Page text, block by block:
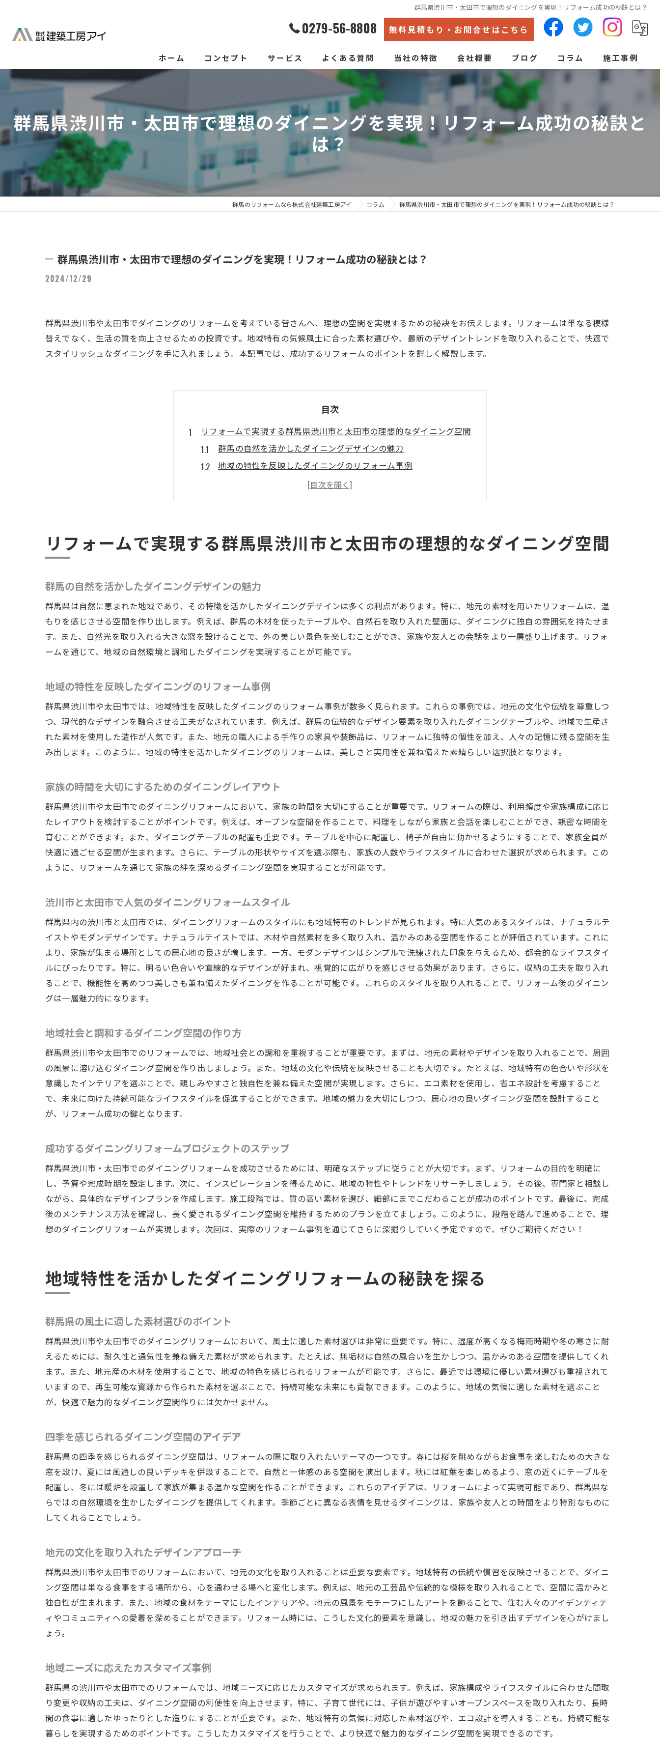
群馬県渋川市・太田市で理想のダイニングを実現！リフォーム成功の秘訣とは？
0279-56-8808 無料見積もり・お問合せはこちら
ホーム コンセプト サービス
新築そっくりリフォーム
よくある質問 当社の特徴
リノベーション
水回り
断熱
会社概要
代表あいさつ
ブログ コラム 施工事例
群馬県渋川市・太田市で理想のダイニングを実現！リフォーム成功の秘訣と
は？
群馬のリフォームなら株式会社建築工房アイ コラム 群馬県渋川市・太田市で理想のダイニングを実現！リフォーム成功の秘訣とは？
群馬県渋川市・太田市で理想のダイニングを実現！リフォーム成功の秘訣とは？
2024/12/29
群馬県渋川市や太田市でダイニングのリフォームを考えている皆さんへ、理想の空間を実現するための秘訣をお伝えします。リフォームは単なる模様
替えでなく、生活の質を向上させるための投資です。地域特有の気候風土に合った素材選びや、最新のデザイントレンドを取り入れることで、快適で
スタイリッシュなダイニングを手に入れましょう。本記事では、成功するリフォームのポイントを詳しく解説します。
目次
リフォームで実現する群馬県渋川市と太田市の理想的なダイニング空間
群馬の自然を活かしたダイニングデザインの魅力
地域の特性を反映したダイニングのリフォーム事例
家族の時間を大切にするためのダイニングレイアウト
渋川市と太田市で人気のダイニングリフォームスタイル
成功するダイニングリフォームプロジェクトのステップ
地域特性を活かしたダイニングリフォームの秘訣を探る
四季を感じられるダイニング空間のアイデア
地元の文化を取り入れたデザインアプローチ
地域ニーズに応えたカスタマイズ事例
地元住民の声から学ぶリフォームのコツ
地域特性を活かしたエコフレンドリーダイニング
スタイリッシュで機能的なダイニングの実現方法
モダンデザインと伝統の融合アプローチ
快適さを追求したダイニング家具の選び方
光と色を活用した空間演出の秘訣
使い勝手を重視したダイニングレイアウト
群馬県の気候に合ったリフォーム素材選びのポイント
地域の気候に適した素材選びガイド
耐久性と美しさを兼ね備えた素材の選定
冬に快適なダイニングを作る断熱材の選び方
湿気対策を考慮した素材選びの重要性
地元調達可能な素材の活用法
2023年注目のダイニングデザイントレンド
地域の文化と最新トレンドの融合アイデア
スマートホーム技術を活用したダイニング
トレンドを反映したカラーと素材の選び方
地元業者が語るダイニングリフォーム成功の鍵とは
地元業者が持つ独自のノウハウ
顧客の声を反映した成功事例の数々
プロフェッショナルが教えるコミュニケーションの重要性
地元業者の強みを活かしたリフォーム計画
生活の質を向上させるためのダイニングリフォームガイド
リフォームで実現する心地よい生活空間
健康を考えたダイニングの空間づくり
家族の絆を深めるためのインテリア提案
毎日の食事を楽しむための空間設計
理想のダイニングを実現するためのリフォームアイデア集
予算内で実現するダイニングリフォームアイデア
カラーコーディネートで魅せるダイニング
オープンプランのダイニングで広がる可能性
DIYで楽しむダイニングリフォーム
視覚的な広がりを感じさせるデザインテクニック
リフォームで実現する群馬県渋川市と太田市の理想的なダイニング空間
群馬の自然を活かしたダイニングデザインの魅力
群馬県は自然に恵まれた地域であり、その特徴を活かしたダイニングデザインは多くの利点があります。特に、地元の素材を用いたリフォームは、温
もりを感じさせる空間を作り出します。例えば、群馬の木材を使ったテーブルや、自然石を取り入れた壁面は、ダイニングに独自の雰囲気を持たせま
す。また、自然光を取り入れる大きな窓を設けることで、外の美しい景色を楽しむことができ、家族や友人との会話をより一層盛り上げます。リフォ
ームを通じて、地域の自然環境と調和したダイニングを実現することが可能です。
地域の特性を反映したダイニングのリフォーム事例
群馬県渋川市や太田市では、地域特性を反映したダイニングのリフォーム事例が数多く見られます。これらの事例では、地元の文化や伝統を尊重しつ
つ、現代的なデザインを融合させる工夫がなされています。例えば、群馬の伝統的なデザイン要素を取り入れたダイニングテーブルや、地域で生産さ
れた素材を使用した造作が人気です。また、地元の職人による手作りの家具や装飾品は、リフォームに独特の個性を加え、人々の記憶に残る空間を生
み出します。このように、地域の特性を活かしたダイニングのリフォームは、美しさと実用性を兼ね備えた素晴らしい選択肢となります。
家族の時間を大切にするためのダイニングレイアウト
群馬県渋川市や太田市でのダイニングリフォームにおいて、家族の時間を大切にすることが重要です。リフォームの際は、利用頻度や家族構成に応じ
たレイアウトを検討することがポイントです。例えば、オープンな空間を作ることで、料理をしながら家族と会話を楽しむことができ、親密な時間を
育むことができます。また、ダイニングテーブルの配置も重要です。テーブルを中心に配置し、椅子が自由に動かせるようにすることで、家族全員が
快適に過ごせる空間が生まれます。さらに、テーブルの形状やサイズを選ぶ際も、家族の人数やライフスタイルに合わせた選択が求められます。この
ように、リフォームを通じて家族の絆を深めるダイニング空間を実現することが可能です。
渋川市と太田市で人気のダイニングリフォームスタイル
群馬県内の渋川市と太田市では、ダイニングリフォームのスタイルにも地域特有のトレンドが見られます。特に人気のあるスタイルは、ナチュラルテ
イストやモダンデザインです。ナチュラルテイストでは、木材や自然素材を多く取り入れ、温かみのある空間を作ることが評価されています。これに
より、家族が集まる場所としての居心地の良さが増します。一方、モダンデザインはシンプルで洗練された印象を与えるため、都会的なライフスタイ
ルにぴったりです。特に、明るい色合いや直線的なデザインが好まれ、視覚的に広がりを感じさせる効果があります。さらに、収納の工夫を取り入れ
ることで、機能性を高めつつ美しさも兼ね備えたダイニングを作ることが可能です。これらのスタイルを取り入れることで、リフォーム後のダイニン
グは一層魅力的になります。
地域社会と調和するダイニング空間の作り方
群馬県渋川市や太田市でのリフォームでは、地域社会との調和を重視することが重要です。まずは、地元の素材やデザインを取り入れることで、周囲
の風景に溶け込むダイニング空間を作り出しましょう。また、地域の文化や伝統を反映させることも大切です。たとえば、地域特有の色合いや形状を
意識したインテリアを選ぶことで、親しみやすさと独自性を兼ね備えた空間が実現します。さらに、エコ素材を使用し、省エネ設計を考慮すること
で、未来に向けた持続可能なライフスタイルを促進することができます。地域の魅力を大切にしつつ、居心地の良いダイニング空間を設計すること
が、リフォーム成功の鍵となります。
成功するダイニングリフォームプロジェクトのステップ
群馬県渋川市・太田市でのダイニングリフォームを成功させるためには、明確なステップに従うことが大切です。まず、リフォームの目的を明確に
し、予算や完成時期を設定します。次に、インスピレーションを得るために、地域の特性やトレンドをリサーチしましょう。その後、専門家と相談し
ながら、具体的なデザインプランを作成します。施工段階では、質の高い素材を選び、細部にまでこだわることが成功のポイントです。最後に、完成
後のメンテナンス方法を確認し、長く愛されるダイニング空間を維持するためのプランを立てましょう。このように、段階を踏んで進めることで、理
想のダイニングリフォームが実現します。次回は、実際のリフォーム事例を通じてさらに深掘りしていく予定ですので、ぜひご期待ください！
地域特性を活かしたダイニングリフォームの秘訣を探る
群馬県の風土に適した素材選びのポイント
群馬県渋川市や太田市でのダイニングリフォームにおいて、風土に適した素材選びは非常に重要です。特に、湿度が高くなる梅雨時期や冬の寒さに耐
えるためには、耐久性と通気性を兼ね備えた素材が求められます。たとえば、無垢材は自然の風合いを生かしつつ、温かみのある空間を提供してくれ
ます。また、地元産の木材を使用することで、地域の特色を感じられるリフォームが可能です。さらに、最近では環境に優しい素材選びも重視されて
いますので、再生可能な資源から作られた素材を選ぶことで、持続可能な未来にも貢献できます。このように、地域の気候に適した素材を選ぶこと
が、快適で魅力的なダイニング空間作りには欠かせません。
四季を感じられるダイニング空間のアイデア
群馬県の四季を感じられるダイニング空間は、リフォームの際に取り入れたいテーマの一つです。春には桜を眺めながらお食事を楽しむための大きな
窓を設け、夏には風通しの良いデッキを併設することで、自然と一体感のある空間を演出します。秋には紅葉を楽しめるよう、窓の近くにテーブルを
配置し、冬には暖炉を設置して家族が集まる温かな空間を作ることができます。これらのアイデアは、リフォームによって実現可能であり、群馬県な
らではの自然環境を生かしたダイニングを提供してくれます。季節ごとに異なる表情を見せるダイニングは、家族や友人との時間をより特別なものに
してくれることでしょう。
地元の文化を取り入れたデザインアプローチ
群馬県渋川市や太田市でのリフォームにおいて、地元の文化を取り入れることは重要な要素です。地域特有の伝統や慣習を反映させることで、ダイニ
ング空間は単なる食事をする場所から、心を通わせる場へと変化します。例えば、地元の工芸品や伝統的な模様を取り入れることで、空間に温かみと
独自性が生まれます。また、地域の食材をテーマにしたインテリアや、地元の風景をモチーフにしたアートを飾ることで、住む人々のアイデンティテ
ィやコミュニティへの愛着を深めることができます。リフォーム時には、こうした文化的要素を意識し、地域の魅力を引き出すデザインを心がけまし
ょう。
地域ニーズに応えたカスタマイズ事例
群馬県の渋川市や太田市でのリフォームでは、地域ニーズに応じたカスタマイズが求められます。例えば、家族構成やライフスタイルに合わせた間取
り変更や収納の工夫は、ダイニング空間の利便性を向上させます。特に、子育て世代には、子供が遊びやすいオープンスペースを取り入れたり、長時
間の食事に適したゆったりとした造りにすることが重要です。また、地域特有の気候に対応した素材選びや、エコ設計を導入することも、持続可能な
暮らしを実現するためのポイントです。こうしたカスタマイズを行うことで、より快適で魅力的なダイニング空間を実現できるのです。